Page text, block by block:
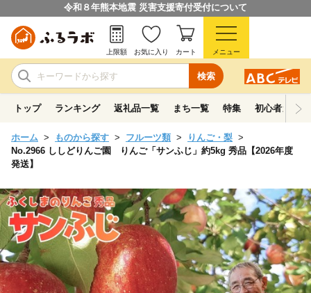
令和８年熊本地震 災害支援寄付受付について
検索
上限額 お気に入り カート メニュー
トップ ランキング 返礼品一覧 まち一覧 特集 初心者ガイド
ホーム ものから探す フルーツ類
りんご・梨
No.2966 ししどりんご園 りんご「サンふじ」約5kg 秀品【2026年度
発送】